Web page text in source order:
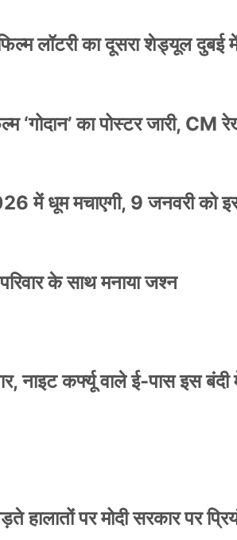
फिल्म लॉटरी का दूसरा शेड्यूल
‘गोदान’ का पोस्टर जारी,
में धूम मचाएगी, 9 जनवरी को
के साथ मनाया जश्न
नाइट कर्फ्यू वाले ई-पास इस बंदी
हालातों पर मोदी सरकार पर